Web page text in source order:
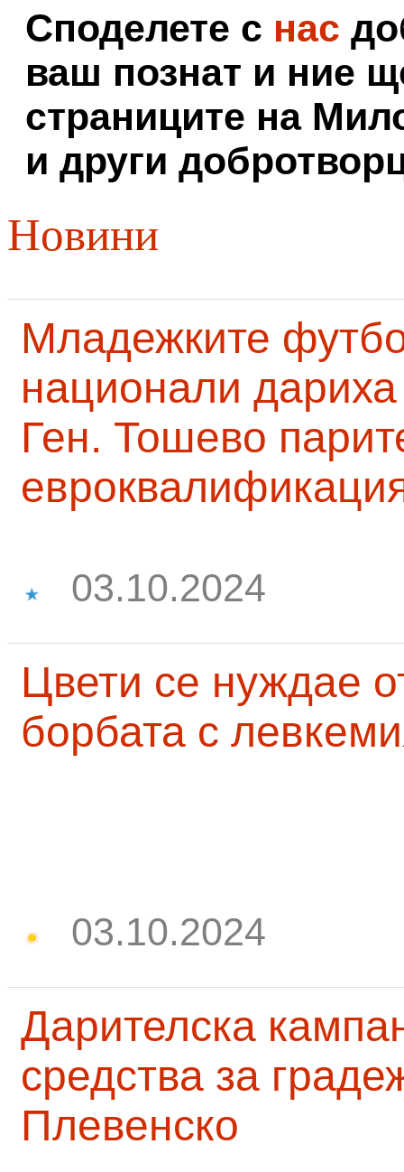
Споделете с нас
ваш познат и ние
страниците на
и други
Новини
Младежките
национали
Ген. Тошево
03.10.2024
Цвети се нуждае
борбата с
03.10.2024
Дарителска
средства за
Плевенско